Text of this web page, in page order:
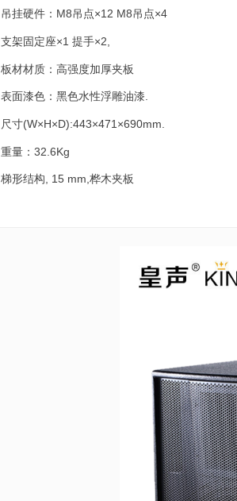
吊挂硬件：M8吊点×12 M8吊点×4
支架固定座×1 提手×2,
板材材质：高强度加厚夹板
表面漆色：黑色水性浮雕油漆.
尺寸(W×H×D):443×471×690mm.
重量：32.6Kg
梯形结构, 15 mm,桦木夹板